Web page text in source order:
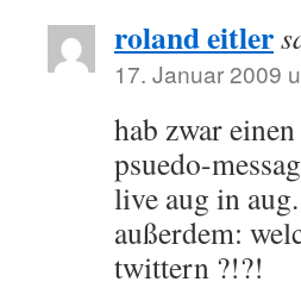
roland eitler
17. Januar 2009
hab zwar
psuedo-
live aug in aug.
außerdem:
twittern ?!?!